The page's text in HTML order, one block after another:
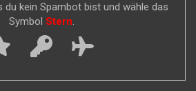
du kein Spambot bist und wähle das
Symbol Stern.